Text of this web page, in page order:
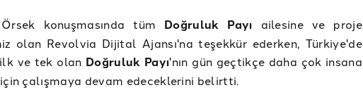
konuşmasında tüm Doğruluk Payı ailesine ve proje
olan Revolvia Dijital Ajansı'na teşekkür ederken, Türkiye'de
ve tek olan Doğruluk Payı'nın gün geçtikçe daha çok insana
için çalışmaya devam edeceklerini belirtti.